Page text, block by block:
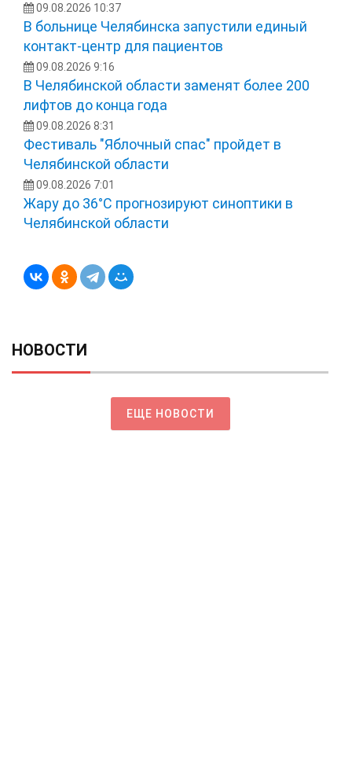
09.08.2026 10:37
В больнице Челябинска запустили единый
контакт-центр для пациентов
09.08.2026 9:16
В Челябинской области заменят более 200
лифтов до конца года
09.08.2026 8:31
Фестиваль "Яблочный спас" пройдет в
Челябинской области
09.08.2026 7:01
Жару до 36°С прогнозируют синоптики в
Челябинской области
НОВОСТИ
ЕЩЕ НОВОСТИ